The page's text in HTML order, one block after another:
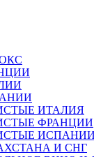
ИТАЛИЯ
ФРАНЦИИ
И СНГ